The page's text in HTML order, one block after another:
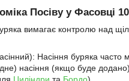
Посіву у Фасовці
вимагає контролю над
Насіння буряка часто
насіння (якщо буде